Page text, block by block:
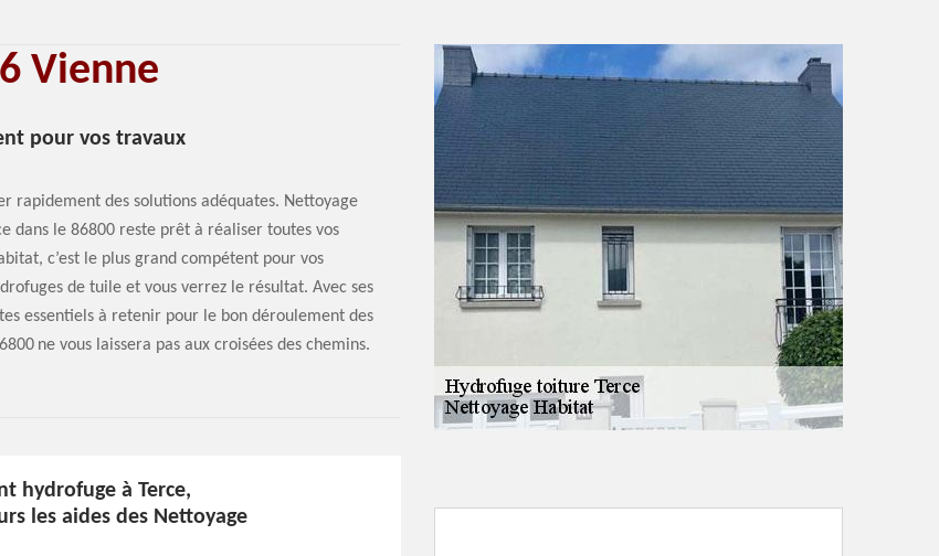
Vienne
pour vos travaux
rapidement des solutions adéquates. Nettoyage
dans le 86800 reste prêt à réaliser toutes vos
c’est le plus grand compétent pour vos
de tuile et vous verrez le résultat. Avec ses
essentiels à retenir pour le bon déroulement des
ne vous laissera pas aux croisées des chemins.
hydrofuge à Terce,
les aides des Nettoyage